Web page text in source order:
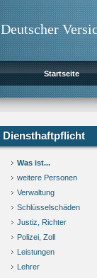
Deutscher
Startseite
Diensthaftpflicht
Was ist...
weitere Personen
Verwaltung
Schlüsselschäden
Justiz, Richter
Polizei, Zoll
Leistungen
Lehrer